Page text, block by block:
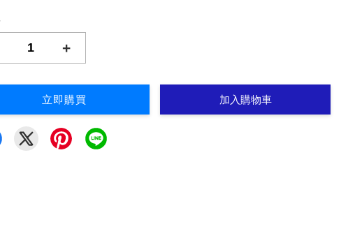
+
立即購買 加入購物車